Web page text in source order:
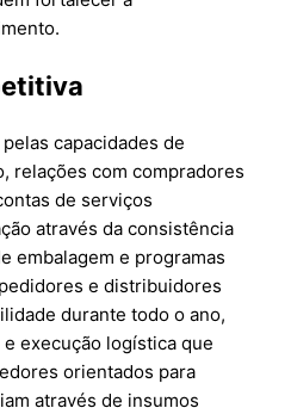
capacidades de
relações com compradores
de serviços
através da consistência
embalagem e programas
e distribuidores
durante todo o ano,
execução logística que
orientados para
através de insumos